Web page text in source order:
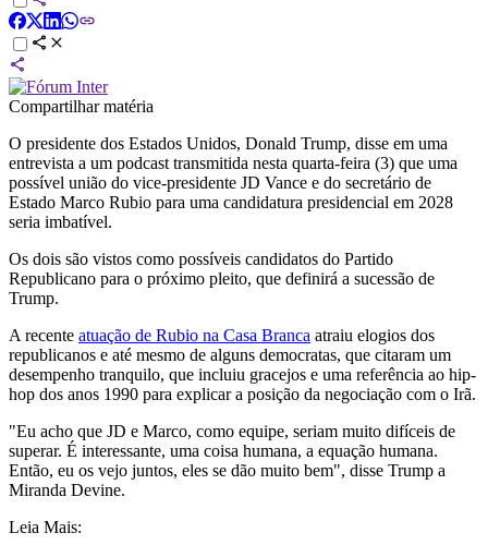
Compartilhar matéria
O presidente dos Estados Unidos, Donald Trump, disse em uma
entrevista a um podcast transmitida nesta quarta-feira (3) que uma
possível união do vice-presidente JD Vance e do secretário de
Estado Marco Rubio para uma candidatura presidencial em 2028
seria imbatível.
Os dois são vistos como possíveis candidatos do Partido
Republicano para o próximo pleito, que definirá a sucessão de
Trump.
A recente atuação de Rubio na Casa Branca atraiu elogios dos
republicanos e até mesmo de alguns democratas, que citaram um
desempenho tranquilo, que incluiu gracejos e uma referência ao hip-
hop dos anos 1990 para explicar a posição da negociação com o Irã.
"Eu acho que JD e Marco, como equipe, seriam muito difíceis de
superar. É interessante, uma coisa humana, a equação humana.
Então, eu os vejo juntos, eles se dão muito bem", disse Trump a
Miranda Devine.
Leia Mais: